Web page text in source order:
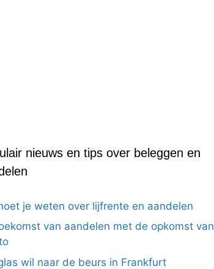
nieuws en tips over beleggen en
je weten over lijfrente en aandelen
van aandelen met de opkomst van
wil naar de beurs in Frankfurt